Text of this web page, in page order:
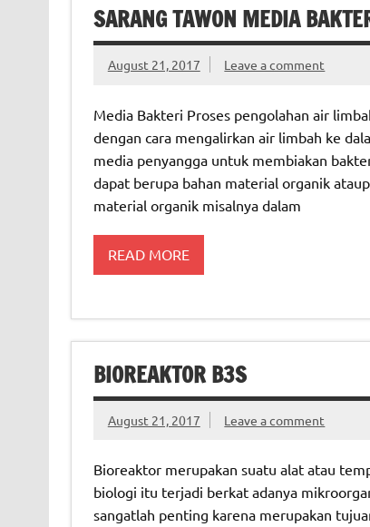
SARANG TAWON MEDIA
August 21, 2017 Leave a comment
Media Bakteri Proses pengolahan air
dengan cara mengalirkan air limbah ke
media penyangga untuk membiakan
dapat berupa bahan material organik
material organik misalnya dalam
READ MORE
BIOREAKTOR B3S
August 21, 2017 Leave a comment
Bioreaktor merupakan suatu alat atau
biologi itu terjadi berkat adanya
sangatlah penting karena merupakan